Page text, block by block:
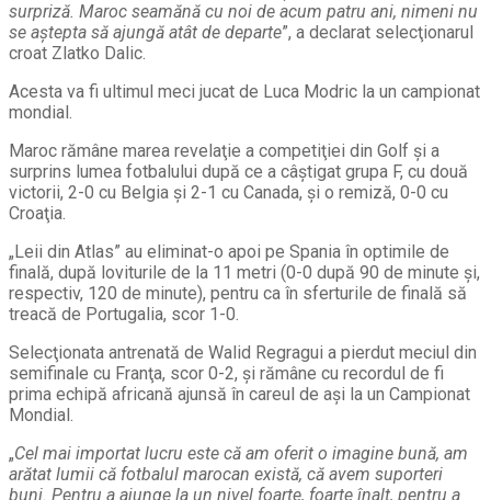
surpriză. Maroc seamănă cu noi de acum patru ani, nimeni nu
se aştepta să ajungă atât de departe”, a declarat selecţionarul
croat Zlatko Dalic.
Acesta va fi ultimul meci jucat de Luca Modric la un campionat
mondial.
Maroc rămâne marea revelaţie a competiţiei din Golf şi a
surprins lumea fotbalului după ce a câştigat grupa F, cu două
victorii, 2-0 cu Belgia şi 2-1 cu Canada, şi o remiză, 0-0 cu
Croaţia.
„Leii din Atlas” au eliminat-o apoi pe Spania în optimile de
finală, după loviturile de la 11 metri (0-0 după 90 de minute şi,
respectiv, 120 de minute), pentru ca în sferturile de finală să
treacă de Portugalia, scor 1-0.
Selecţionata antrenată de Walid Regragui a pierdut meciul din
semifinale cu Franţa, scor 0-2, şi rămâne cu recordul de fi
prima echipă africană ajunsă în careul de aşi la un Campionat
Mondial.
„Cel mai importat lucru este că am oferit o imagine bună, am
arătat lumii că fotbalul marocan există, că avem suporteri
buni. Pentru a ajunge la un nivel foarte, foarte înalt, pentru a